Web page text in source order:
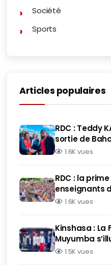
Société
Sports
Articles populaires
RDC : Teddy
sortie de
1.6K vues
RDC : la
enseignants
1.6K vues
Kinshasa :
Muyumba
1.5K vues